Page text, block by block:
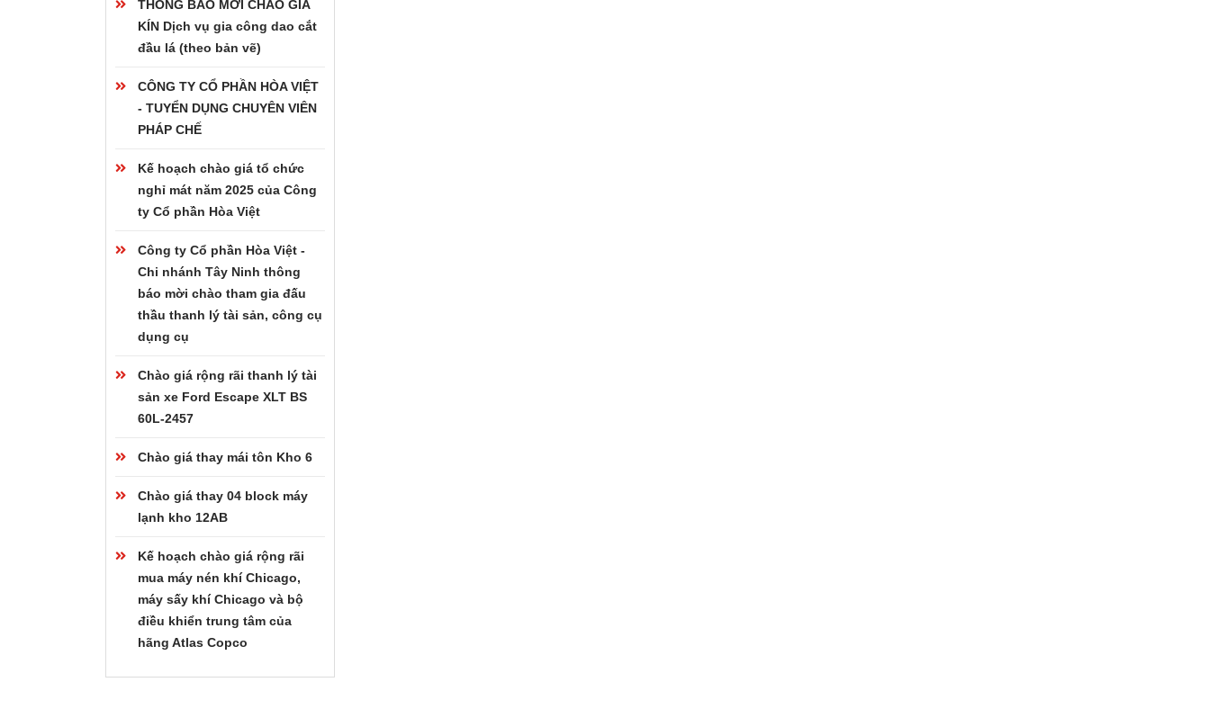
THÔNG BÁO MỜI CHÀO GIÁ
KÍN Dịch vụ gia công dao cắt
đầu lá (theo bản vẽ)
CÔNG TY CỔ PHẦN HÒA VIỆT
- TUYỂN DỤNG CHUYÊN VIÊN
PHÁP CHẾ
Kế hoạch chào giá tổ chức
nghỉ mát năm 2025 của Công
ty Cổ phần Hòa Việt
Công ty Cổ phần Hòa Việt -
Chi nhánh Tây Ninh thông
báo mời chào tham gia đấu
thầu thanh lý tài sản, công cụ
dụng cụ
Chào giá rộng rãi thanh lý tài
sản xe Ford Escape XLT BS
60L-2457
Chào giá thay mái tôn Kho 6
Chào giá thay 04 block máy
lạnh kho 12AB
Kế hoạch chào giá rộng rãi
mua máy nén khí Chicago,
máy sấy khí Chicago và bộ
điều khiển trung tâm của
hãng Atlas Copco